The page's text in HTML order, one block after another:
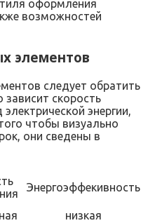
оформления
возможностей
элементов
следует обратить
зависит скорость
энергии,
чтобы визуально
они сведены в
Энергоэффекивность
низкая